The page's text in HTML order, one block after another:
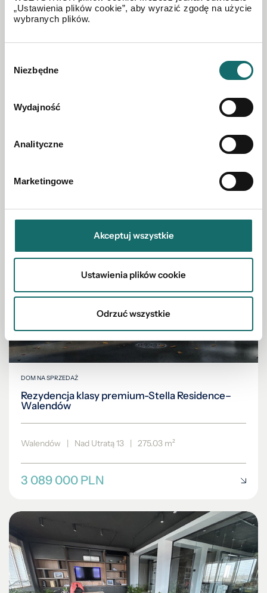
„Ustawienia plików cookie”, aby wyrazić zgodę na użycie
wybranych plików.
zgody
Niezbędne
Wydajność
Analityczne
Marketingowe
Akceptuj wszystkie
Ustawienia plików cookie
Odrzuć wszystkie
3-pokojowe mieszkanie 57 m² Mokotów z
DOM NA SPRZEDAŻ
Rezydencja klasy premium-Stella Residence–
Walendów
Walendów Nad Utratą 13 275.03 m²
3 089 000 PLN